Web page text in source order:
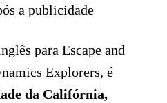
a publicidade
para Escape and
Explorers, é
da Califórnia,